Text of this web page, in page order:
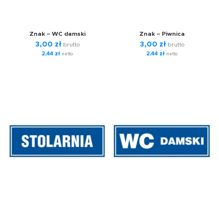
Znak – WC damski
3,00 zł brutto
2,44 zł netto
Znak – Piwnica
3,00 zł brutto
2,44 zł netto